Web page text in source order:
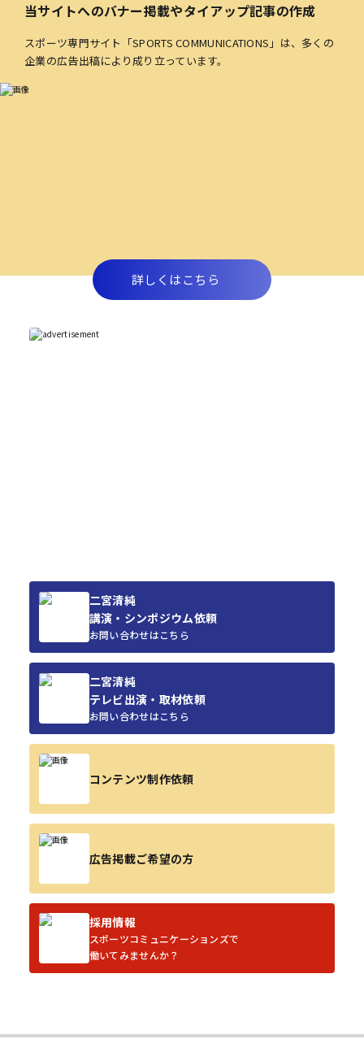
当サイトへのバナー掲載やタイアップ記事の作成
スポーツ専門サイト「SPORTS COMMUNICATIONS」は、多くの
企業の広告出稿により成り立っています。
詳しくはこちら
二宮清純
講演・シンポジウム依頼
お問い合わせはこちら
二宮清純
テレビ出演・取材依頼
お問い合わせはこちら
コンテンツ制作依頼
広告掲載ご希望の方
採用情報
スポーツコミュニケーションズで
働いてみませんか？